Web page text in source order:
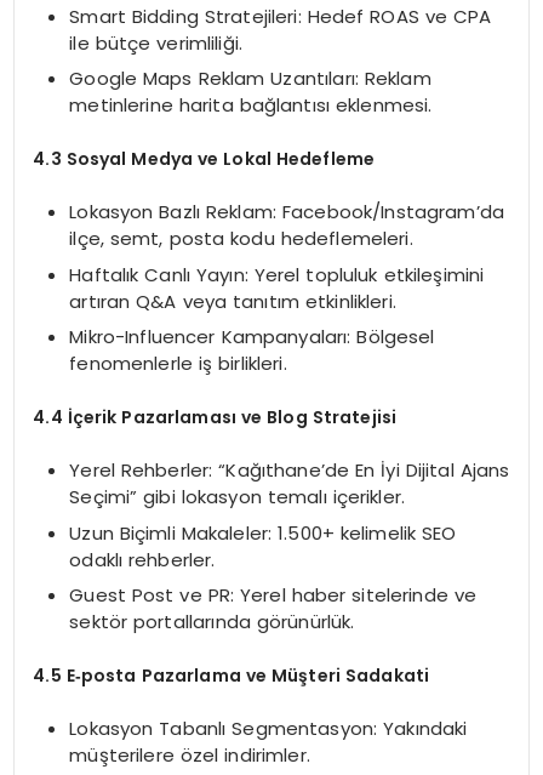
Smart Bidding Stratejileri: Hedef ROAS ve CPA
ile bütçe verimliliği.
Google Maps Reklam Uzantıları: Reklam
metinlerine harita bağlantısı eklenmesi.
4.3 Sosyal Medya ve Lokal Hedefleme
Lokasyon Bazlı Reklam: Facebook/Instagram’da
ilçe, semt, posta kodu hedeflemeleri.
Haftalık Canlı Yayın: Yerel topluluk etkileşimini
artıran Q&A veya tanıtım etkinlikleri.
Mikro-Influencer Kampanyaları: Bölgesel
fenomenlerle iş birlikleri.
4.4 İçerik Pazarlaması ve Blog Stratejisi
Yerel Rehberler: “Kağıthane’de En İyi Dijital Ajans
Seçimi” gibi lokasyon temalı içerikler.
Uzun Biçimli Makaleler: 1.500+ kelimelik SEO
odaklı rehberler.
Guest Post ve PR: Yerel haber sitelerinde ve
sektör portallarında görünürlük.
4.5 E‑posta Pazarlama ve Müşteri Sadakati
Lokasyon Tabanlı Segmentasyon: Yakındaki
müşterilere özel indirimler.